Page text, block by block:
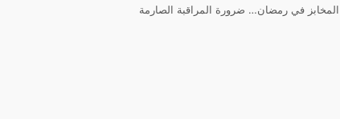
المخابز في رمضان… ضرورة المراقبة الصارمة